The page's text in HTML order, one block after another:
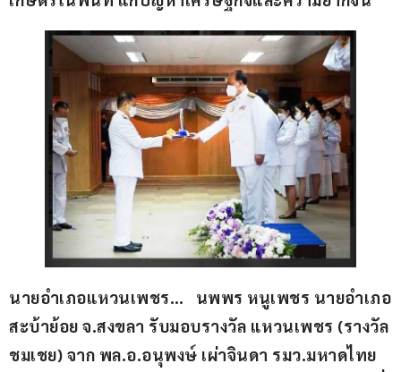
นายอำเภอแหวนเพชร…   นพพร หนูเพชร นายอำเภอ
สะบ้าย้อย จ.สงขลา รับมอบรางวัล แหวนเพชร (รางวัล
ชมเชย) จาก พล.อ.อนุพงษ์ เผ่าจินดา รมว.มหาดไทย